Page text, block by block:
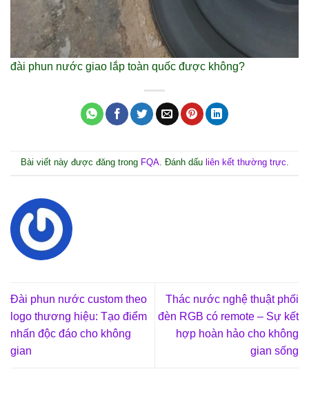
đài phun nước giao lắp toàn quốc được không?
Bài viết này được đăng trong FQA. Đánh dấu liên kết thường trực.
Đài phun nước custom theo
logo thương hiệu: Tạo điểm
nhấn độc đáo cho không
gian
Thác nước nghệ thuật phối
đèn RGB có remote – Sự kết
hợp hoàn hảo cho không
gian sống